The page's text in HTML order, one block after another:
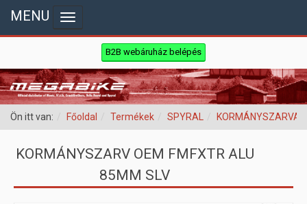
B2B webáruház belépés
MENU Toggle navigation
Ön itt van: Főoldal Termékek SPYRAL KORMÁNYSZARVAK
KORMÁNYSZARV OEM FMFXTR ALU
85MM SLV